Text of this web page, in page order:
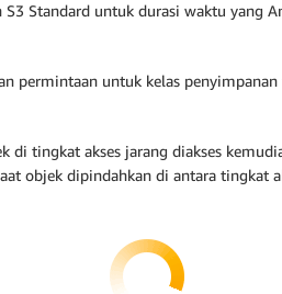
Standard untuk durasi waktu yang
permintaan untuk kelas
tingkat akses jarang diakses
objek dipindahkan di antara tingkat